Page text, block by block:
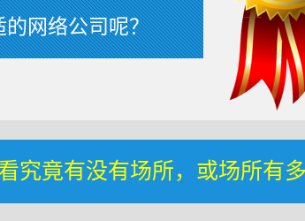
网络公司呢？
究竟有没有场所，或场所有